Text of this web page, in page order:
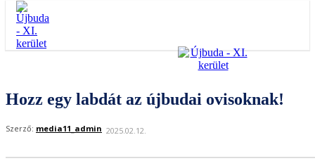
Hozz egy labdát az újbudai ovisoknak!
Szerző: media11_admin 2025.02.12.